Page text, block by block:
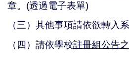
章。(透過電子表單)
（三）其他事項請依欲轉入
（四）請依學校註冊組公告